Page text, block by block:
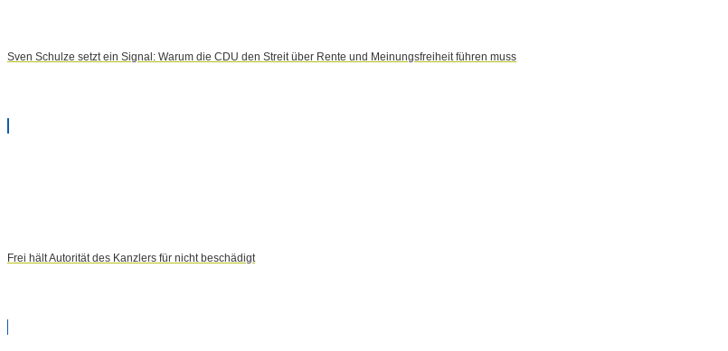
Sven Schulze setzt ein Signal: Warum die CDU den Streit über Rente und Meinungsfreiheit führen muss
Frei hält Autorität des Kanzlers für nicht beschädigt